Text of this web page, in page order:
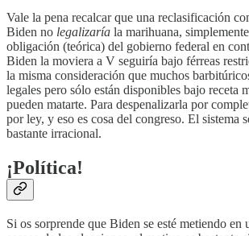
Vale la pena recalcar que una reclasificación
Biden no legalizaría la marihuana,
obligación (teórica) del gobierno federal en
Biden la moviera a V seguiría bajo férreas
la misma consideración que muchos
legales pero sólo están disponibles bajo receta
pueden matarte. Para despenalizarla por
por ley, y eso es cosa del congreso. El sistema
bastante irracional.
¡Política!
Si os sorprende que Biden se esté metiendo en